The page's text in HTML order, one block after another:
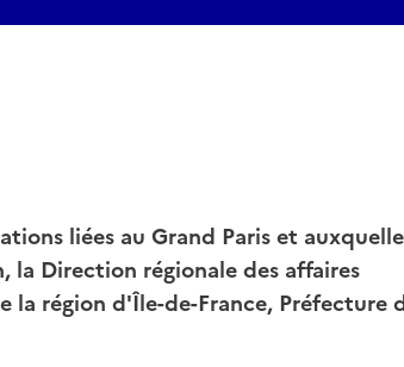
liées au Grand Paris et
Direction régionale des affaires
la région d'Île-de-France, Préfecture